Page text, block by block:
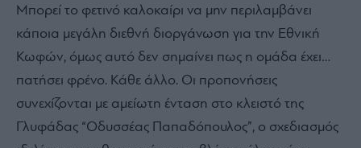
Μπορεί το φετινό καλοκαίρι να μην περιλαμβάνει
κάποια μεγάλη διεθνή διοργάνωση για την Εθνική
Κωφών, όμως αυτό δεν σημαίνει πως η ομάδα έχει…
πατήσει φρένο. Κάθε άλλο. Οι προπονήσεις
συνεχίζονται με αμείωτη ένταση στο κλειστό της
Γλυφάδας “Οδυσσέας Παπαδόπουλος”, ο σχεδιασμός